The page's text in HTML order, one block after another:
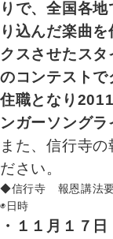
りで、全国各
り込んだ楽曲
クスさせたス
のコンテスト
住職となり
ンガーソングラ
また、信行寺
ださい。
◆信行寺 報恩講法
◉日時
・１１月１７日